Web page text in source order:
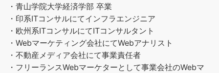
・青山学院大学経済学部 卒業
・印系ITコンサルにてインフラエンジニア
・欧州系ITコンサルにてITコンサルタント
・Webマーケティング会社にてWebアナリスト
・不動産メディア会社にて事業責任者
・フリーランスWebマーケターとして事業会社のWebマ